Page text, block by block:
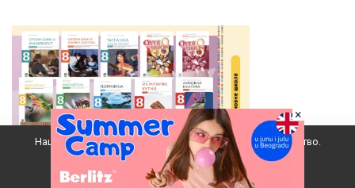
Наш вебсајт користи колачиће да побољша ваше искуство.
Прихватам
×